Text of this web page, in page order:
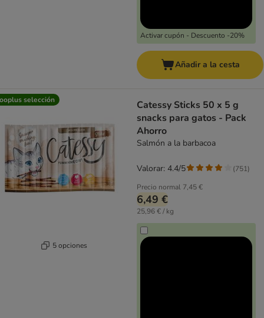
Activar cupón - Descuento -20%
Añadir a la cesta
selección
5 opciones
Catessy Sticks 50 x 5 g
snacks para gatos - Pack
Ahorro
Salmón a la barbacoa
Precio normal 7,45 €
6,49 €
25,96 € / kg
Valorar: 4.4/5 (751)